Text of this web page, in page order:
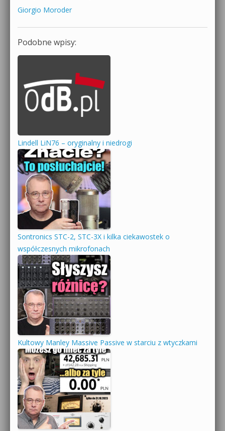
Giorgio Moroder
Podobne wpisy:
Lindell LiN76 – oryginalny i niedrogi
Sontronics STC-2, STC-3X i kilka ciekawostek o
współczesnych mikrofonach
Kultowy Manley Massive Passive w starciu z wtyczkami